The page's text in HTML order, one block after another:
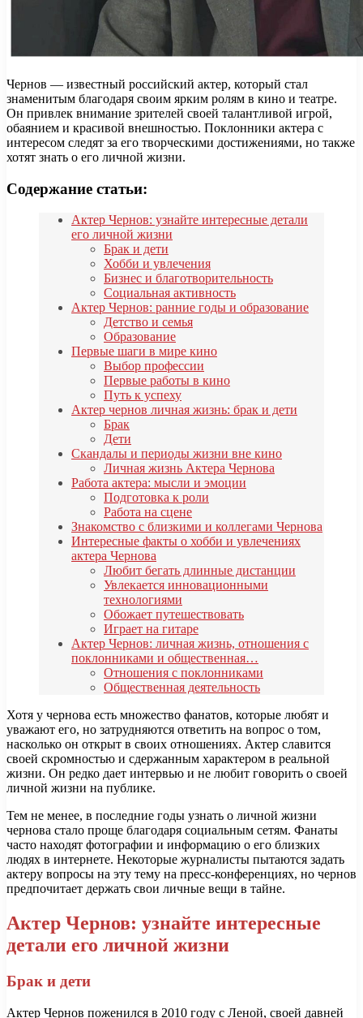
Чернов — известный российский актер, который стал
знаменитым благодаря своим ярким ролям в кино и театре.
Он привлек внимание зрителей своей талантливой игрой,
обаянием и красивой внешностью. Поклонники актера с
интересом следят за его творческими достижениями, но также
хотят знать о его личной жизни.
Содержание статьи:
Актер Чернов: узнайте интересные детали
его личной жизни
Брак и дети
Хобби и увлечения
Бизнес и благотворительность
Социальная активность
Актер Чернов: ранние годы и образование
Детство и семья
Образование
Первые шаги в мире кино
Выбор профессии
Первые работы в кино
Путь к успеху
Актер чернов личная жизнь: брак и дети
Брак
Дети
Скандалы и периоды жизни вне кино
Личная жизнь Актера Чернова
Работа актера: мысли и эмоции
Подготовка к роли
Работа на сцене
Знакомство с близкими и коллегами Чернова
Интересные факты о хобби и увлечениях
актера Чернова
Любит бегать длинные дистанции
Увлекается инновационными
технологиями
Обожает путешествовать
Играет на гитаре
Актер Чернов: личная жизнь, отношения с
поклонниками и общественная…
Отношения с поклонниками
Общественная деятельность
Хотя у чернова есть множество фанатов, которые любят и
уважают его, но затрудняются ответить на вопрос о том,
насколько он открыт в своих отношениях. Актер славится
своей скромностью и сдержанным характером в реальной
жизни. Он редко дает интервью и не любит говорить о своей
личной жизни на публике.
Тем не менее, в последние годы узнать о личной жизни
чернова стало проще благодаря социальным сетям. Фанаты
часто находят фотографии и информацию о его близких
людях в интернете. Некоторые журналисты пытаются задать
актеру вопросы на эту тему на пресс-конференциях, но чернов
предпочитает держать свои личные вещи в тайне.
Актер Чернов: узнайте интересные
детали его личной жизни
Брак и дети
Актер Чернов поженился в 2010 году с Леной, своей давней